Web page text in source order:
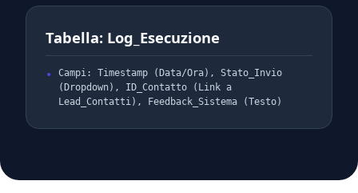
Tabella: Log_Esecuzione
Campi: Timestamp (Data/Ora), Stato_Invio
(Dropdown), ID_Contatto (Link a
Lead_Contatti), Feedback_Sistema (Testo)